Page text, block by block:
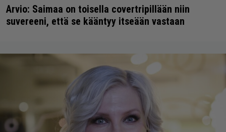
Arvio: Saimaa on toisella covertripillään niin
suvereeni, että se kääntyy itseään vastaan